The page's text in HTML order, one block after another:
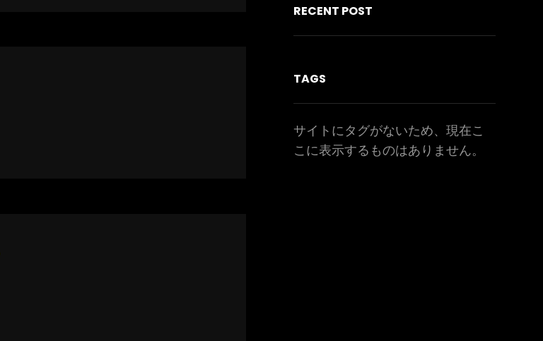
RECENT POST
TAGS
サイトにタグがないため、現在こ
こに表示するものはありません。